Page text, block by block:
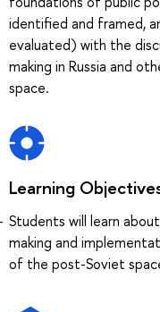
identified and framed,
evaluated) with the
making in Russia and
space.
Learning
Students will learn
making and
of the post-Soviet